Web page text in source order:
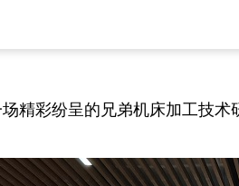
精彩纷呈的兄弟机床加工技